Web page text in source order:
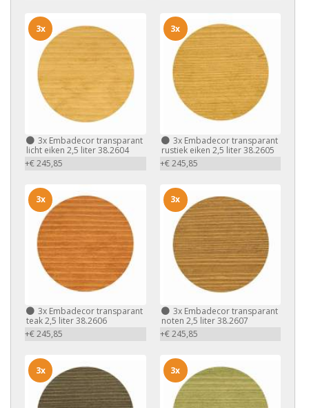
3x Embadecor transparant
licht eiken 2,5 liter 38.2604
+€ 245,85
3x
3xEmbadecor transparant
rustiek eiken 2,5 liter 38.2605
+€ 245,85
3x
3x Embadecor transparant
teak 2,5 liter 38.2606
+€ 245,85
3x
3xEmbadecor transparant
noten 2,5 liter 38.2607
+€ 245,85
3x
3x 3x